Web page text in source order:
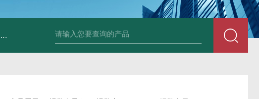
JDT-WN-Q20S食品